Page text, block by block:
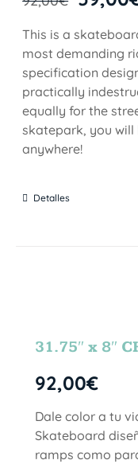
This is a
most demanding
specification
practically
equally for the
skatepark, you
anywhere!
Detalles
31.75″ x 8″
92,00€
Dale color a tu
Skateboard
ramps como